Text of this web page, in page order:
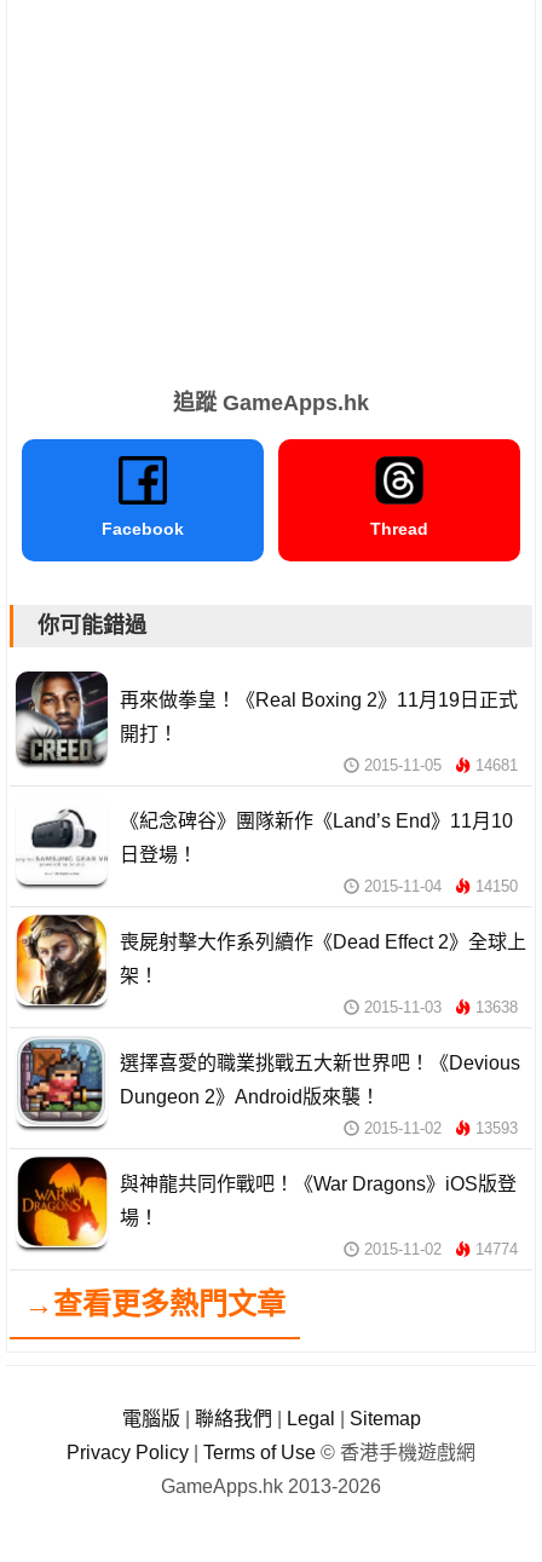
追蹤 GameApps.hk
Facebook Thread
你可能錯過
再來做拳皇！《Real Boxing 2》11月19日正式
開打！
2015-11-05 14681
《紀念碑谷》團隊新作《Land’s End》11月10
日登場！
2015-11-04 14150
喪屍射擊大作系列續作《Dead Effect 2》全球上
架！
2015-11-03 13638
選擇喜愛的職業挑戰五大新世界吧！《Devious
Dungeon 2》Android版來襲！
2015-11-02 13593
與神龍共同作戰吧！《War Dragons》iOS版登
場！
2015-11-02 14774
→查看更多熱門文章
電腦版 聯絡我們 Legal
Sitemap
Privacy Policy
Terms of Use © 香港手機遊戲網
GameApps.hk 2013-2026